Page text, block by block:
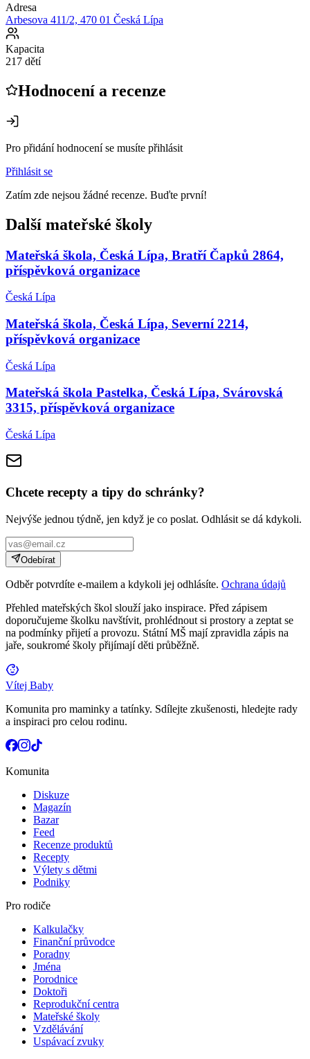
Adresa
Arbesova 411/2, 470 01 Česká Lípa
Kapacita
217 dětí
Hodnocení a recenze
Pro přidání hodnocení se musíte přihlásit
Přihlásit se
Zatím zde nejsou žádné recenze. Buďte první!
Další mateřské školy
Mateřská škola, Česká Lípa, Bratří Čapků 2864,
příspěvková organizace
Česká Lípa
Mateřská škola, Česká Lípa, Severní 2214,
příspěvková organizace
Česká Lípa
Mateřská škola Pastelka, Česká Lípa, Svárovská
3315, příspěvková organizace
Česká Lípa
Chcete recepty a tipy do schránky?
Nejvýše jednou týdně, jen když je co poslat. Odhlásit se dá kdykoli.
Odebírat
Odběr potvrdíte e-mailem a kdykoli jej odhlásíte. Ochrana údajů
Přehled mateřských škol slouží jako inspirace. Před zápisem
doporučujeme školku navštívit, prohlédnout si prostory a zeptat se
na podmínky přijetí a provozu. Státní MŠ mají zpravidla zápis na
jaře, soukromé školy přijímají děti průběžně.
Vítej Baby
Komunita pro maminky a tatínky. Sdílejte zkušenosti, hledejte rady
a inspiraci pro celou rodinu.
Komunita
Diskuze
Magazín
Bazar
Feed
Recenze produktů
Recepty
Výlety s dětmi
Podniky
Pro rodiče
Kalkulačky
Finanční průvodce
Poradny
Jména
Porodnice
Doktoři
Reprodukční centra
Mateřské školy
Vzdělávání
Uspávací zvuky